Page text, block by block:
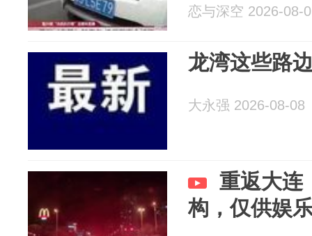
恋与深空 2026-08-
龙湾这些路
大永强 2026-08-08
重返大连
构，仅供娱